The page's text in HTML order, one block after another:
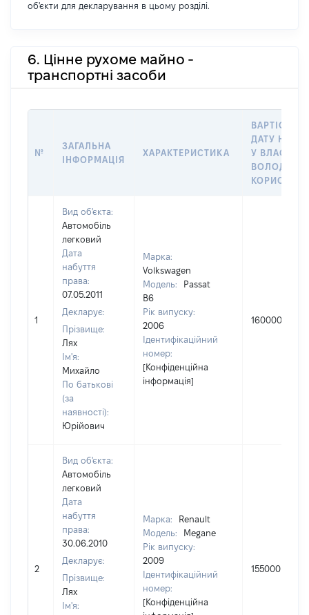
об'єкти для декларування в цьому розділі.
6. Цінне рухоме майно -
транспортні засоби
№
ЗАГАЛЬНА
ІНФОРМАЦІЯ
ХАРАКТЕРИСТИКА
ВАРТІСТЬ
ДАТУ
У
1
Вид об'єкта:
Автомобіль
легковий
Дата
набуття
права:
07.05.2011
Декларує:
Прізвище:
Лях
Ім'я:
Михайло
По батькові
(за
наявності):
Юрійович
Марка:
Volkswagen
Модель:
Passat
B6
Рік випуску:
2006
Ідентифікаційний
номер:
[Конфіденційна
інформація]
160000
2
Вид об'єкта:
Автомобіль
легковий
Дата
набуття
права:
30.06.2010
Декларує:
Прізвище:
Лях
Ім'я:
Марка:
Renault
Модель:
Megane
Рік випуску:
2009
Ідентифікаційний
номер:
[Конфіденційна
155000